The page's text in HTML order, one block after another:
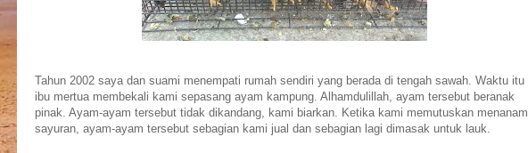
Tahun 2002 saya dan suami menempati rumah sendiri yang berada di tengah sawah. Waktu itu
ibu mertua membekali kami sepasang ayam kampung. Alhamdulillah, ayam tersebut beranak
pinak. Ayam-ayam tersebut tidak dikandang, kami biarkan. Ketika kami memutuskan menanam
sayuran, ayam-ayam tersebut sebagian kami jual dan sebagian lagi dimasak untuk lauk.